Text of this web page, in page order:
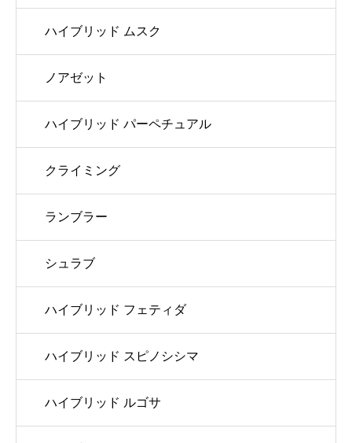
ハイブリッド ムスク
ノアゼット
ハイブリッド パーペチュアル
クライミング
ランブラー
シュラブ
ハイブリッド フェティダ
ハイブリッド スピノシシマ
ハイブリッド ルゴサ